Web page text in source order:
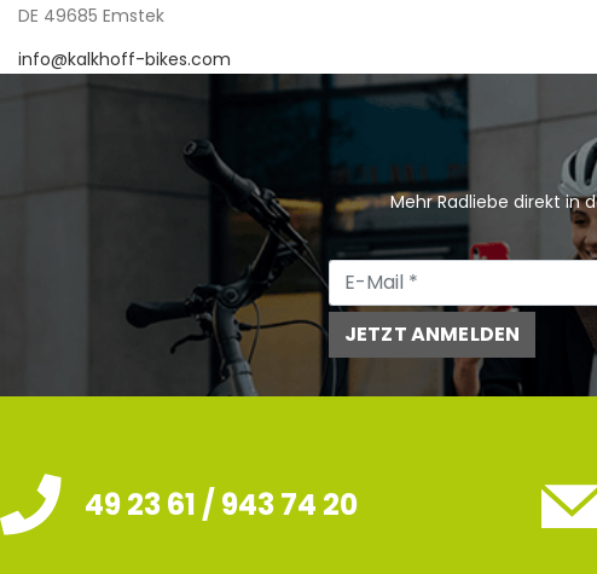
DE 49685 Emstek
info@kalkhoff-bikes.com
Mehr Radliebe direkt in
JETZT ANMELDEN
49 23 61 / 943 74 20